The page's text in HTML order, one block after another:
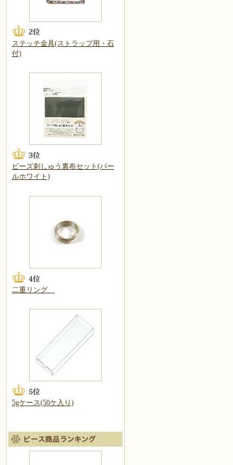
ステッチ金具(ストラップ用・石
付)
ビーズ刺しゅう裏布セット(パー
ルホワイト)
二重リング
5gケース(50ケ入り)